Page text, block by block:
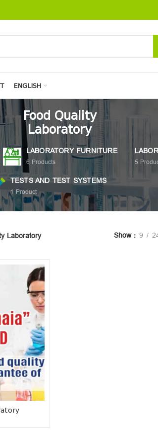
ENGLISH
Food Quality
Laboratory
LABORATORY FURNITURE
6 Products 5
TESTS AND TEST SYSTEMS
1 Product
Laboratory Show 9